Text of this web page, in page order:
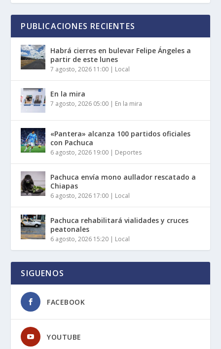
PUBLICACIONES RECIENTES
Habrá cierres en bulevar Felipe Ángeles a
partir de este lunes
7 agosto, 2026 11:00 | Local
En la mira
7 agosto, 2026 05:00 | En la mira
«Pantera» alcanza 100 partidos oficiales
con Pachuca
6 agosto, 2026 19:00 | Deportes
Pachuca envía mono aullador rescatado a
Chiapas
6 agosto, 2026 17:00 | Local
Pachuca rehabilitará vialidades y cruces
peatonales
6 agosto, 2026 15:20 | Local
SIGUENOS
FACEBOOK
YOUTUBE